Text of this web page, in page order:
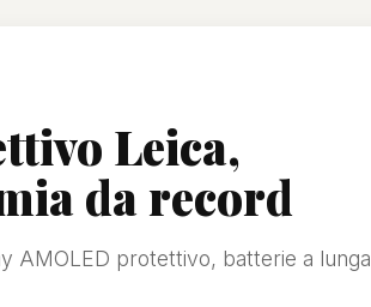
Leica,
da record
AMOLED protettivo, batterie a lunga